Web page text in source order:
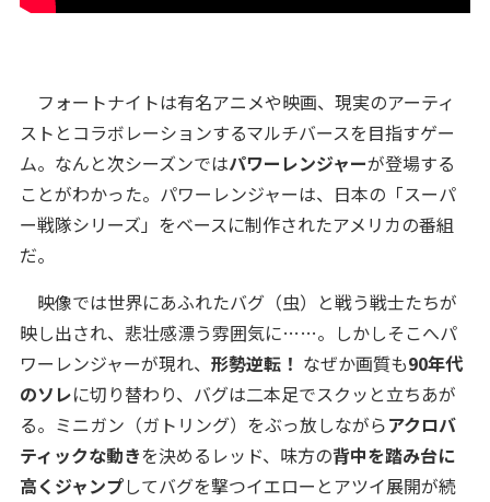
フォートナイトは有名アニメや映画、現実のアーティ
ストとコラボレーションするマルチバースを目指すゲー
ム。なんと次シーズンではパワーレンジャーが登場する
ことがわかった。パワーレンジャーは、日本の「スーパ
ー戦隊シリーズ」をベースに制作されたアメリカの番組
だ。
映像では世界にあふれたバグ（虫）と戦う戦士たちが
映し出され、悲壮感漂う雰囲気に……。しかしそこへパ
ワーレンジャーが現れ、 形勢逆転！ なぜか画質も90年代
のソレに切り替わり、バグは二本足でスクッと立ちあが
る。ミニガン（ガトリング）をぶっ放しながらアクロバ
ティックな動きを決めるレッド、味方の背中を踏み台に
高くジャンプしてバグを撃つイエローとアツイ展開が続